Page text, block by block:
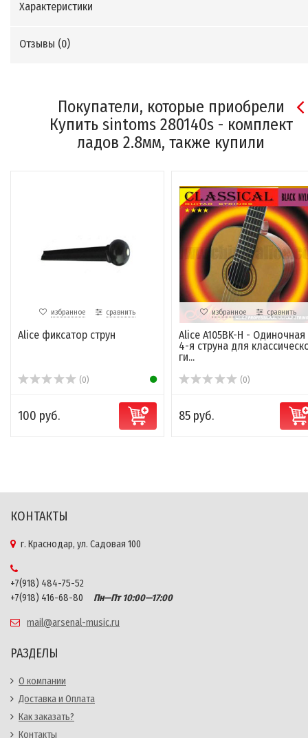
Характеристики
Отзывы (0)
Покупатели, которые приобрели
Купить sintoms 280140s - комплект
ладов 2.8мм, также купили
избранное сравнить
Alice фиксатор струн
(0)
100 руб.
избранное сравнить
Alice A105BK-H - Одиночная
4-я струна для
ги...
(0)
85 руб.
КОНТАКТЫ
г. Краснодар, ул. Садовая 100
+7(918) 484-75-52
+7(918) 416-68-80
Пн—Пт 10:00—17:00
mail@arsenal-music.ru
РАЗДЕЛЫ
О компании
Доставка и Оплата
Как заказать?
Контакты